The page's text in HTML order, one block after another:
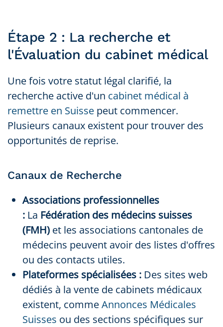
Étape 2 : La recherche et
l'Évaluation du cabinet médical
Une fois votre statut légal clarifié, la
recherche active d'un cabinet médical à
remettre en Suisse peut commencer.
Plusieurs canaux existent pour trouver des
opportunités de reprise.
Canaux de Recherche
Associations professionnelles
: La Fédération des médecins suisses
(FMH) et les associations cantonales de
médecins peuvent avoir des listes d'offres
ou des contacts utiles.
Plateformes spécialisées : Des sites web
dédiés à la vente de cabinets médicaux
existent, commeAnnonces Médicales
Suisses ou des sections spécifiques sur